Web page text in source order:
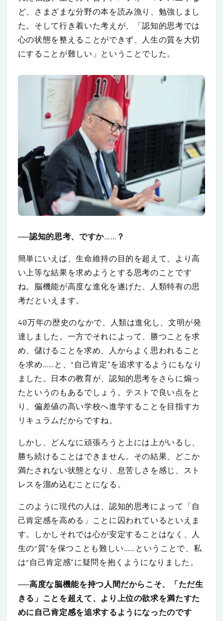
ど、さまざまな分野の本を読み漁り、勉強しまし
た。そして行き着いた考えが、「認知的思考では
心の状態を整えることができず、人生の質を大切
にすることが難しい」ということでした。
──認知的思考、ですか……？
簡単にいえば、生命維持の目的を超えて、より高
い上等な結果を求めようとする思考のことです
ね。脳機能が高度な進化を遂げた、人類特有の思
考だといえます。
40万年の歴史のなかで、人類は進化し、文明が発
達しました。一方でそれによって、勝つことを求
め、儲けることを求め、人からよく思われること
を求め……と、“自己肯定”を追求するようにもなり
ました。日本の教育が、認知的思考をさらに煽っ
たというのもあるでしょう。テストで良い点をと
り、偏差値の高い学校へ進学することを目指すカ
リキュラムだからですね。
しかし、どんなに頑張ろうと上には上がいるし、
勝ち続けることはできません。その結果、どこか
満たされない状態となり、息苦しさを感じ、スト
レスを溜め込むことになる。
このように現代の人は、認知的思考によって「自
己肯定感を高める」ことに囚われているといえま
す。しかしそれでは心が安定することはなく、人
生の“質”を保つことも難しい……ということで、私
は“自己肯定感”に疑問を抱くようになりました。
──高度な脳機能を持つ人間だからこそ、「ただ生
きる」ことを超えて、より上位の欲求を満たすた
めに自己肯定感を追求するようになったのです